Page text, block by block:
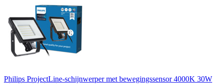
Philips ProjectLine-schijnwerper met bewegingssensor 4000K 30W